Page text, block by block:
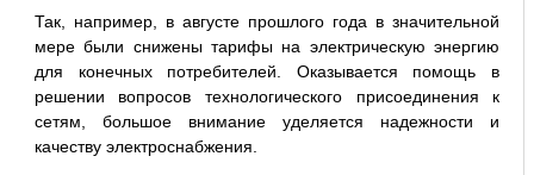
Так, например, в августе прошлого года в значительной
мере были снижены тарифы на электрическую энергию
для конечных потребителей. Оказывается помощь в
решении вопросов технологического присоединения к
сетям, большое внимание уделяется надежности и
качеству электроснабжения.